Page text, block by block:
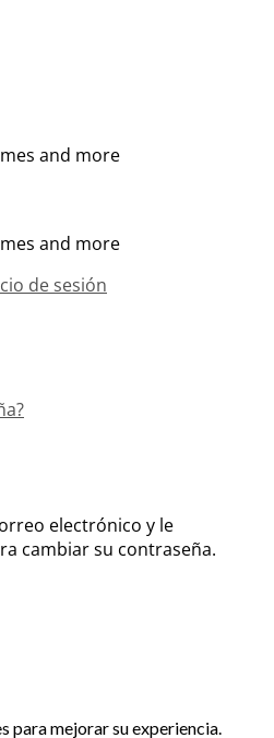
and more
and more
de sesión
electrónico y le
cambiar su contraseña.
para mejorar su experiencia.